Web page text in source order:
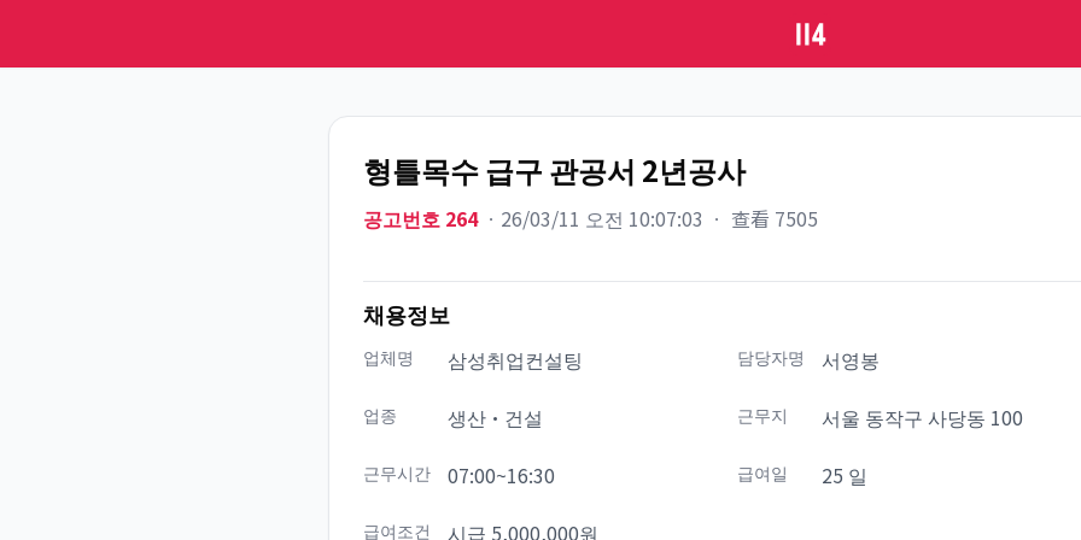
형틀목수 급구 관공서 2년공사
공고번호 264 ㆍ 26/03/11 오전 10:07:03 ㆍ 查看 7505
채용정보
업체명 삼성취업컨설팅 담당자명 서영봉
업종 생산·건설 근무지 서울 동작구 사당동 100
근무시간 07:00~16:30 급여일 25 일
급여조건 시급 5,000,000원